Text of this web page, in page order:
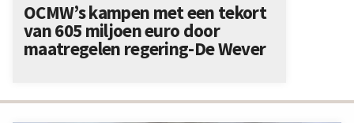
OCMW’s kampen met een tekort
van 605 miljoen euro door
maatregelen regering-De Wever